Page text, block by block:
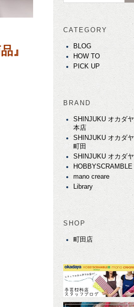
』
CATEGORY
BLOG
HOW TO
PICK UP
BRAND
SHINJUKU オカダヤ
本店
SHINJUKU オカダヤ
町田
SHINJUKU オカダヤ
HOBBYSCRAMBLE
mano creare
Library
SHOP
町田店